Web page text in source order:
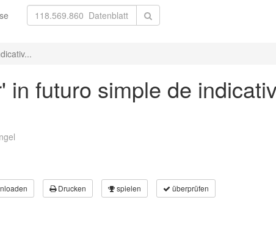
in futuro simple de
Drucken spielen überprüfen